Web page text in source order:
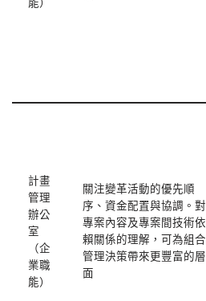
能）
計畫
管理
辦公
室
（企
業職
能）
關注變革活動的優先順
序、資金配置與協調。對
專案內容及專案間技術依
賴關係的理解，可為組合
管理決策帶來更豐富的層
面